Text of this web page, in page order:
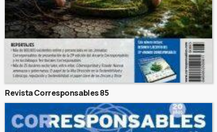
Revista Corresponsables 85